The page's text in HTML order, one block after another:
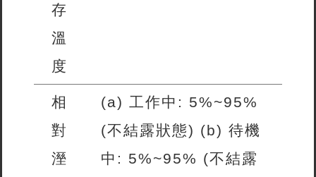
存
溫
度
相
對
溼
(a) 工作中: 5%~95%
(不結露狀態) (b) 待機
中: 5%~95% (不結露